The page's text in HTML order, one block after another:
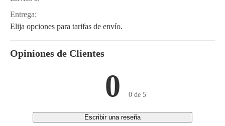
Entrega:
Elija opciones para tarifas de envío.
Opiniones de Clientes
0 0 de 5
Escribir una reseña